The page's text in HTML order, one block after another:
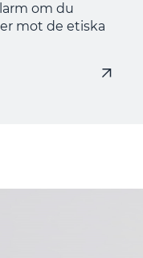
om du
mot de etiska